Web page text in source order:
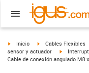
igus-icon-arrow-right
Inicio igus-icon-arrow-right
Cables Flexibles
sensor y actuador
igus-icon-
Cable de conexión angulado M8